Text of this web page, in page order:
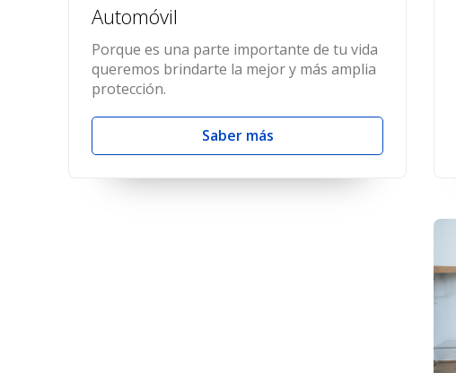
Automóvil
Porque es una parte importante de tu vida
queremos brindarte la mejor y más amplia
protección.
Saber más